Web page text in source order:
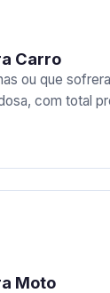
Carro
ou que
com total
Moto